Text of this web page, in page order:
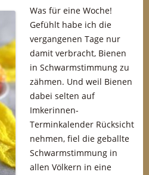
Was für eine Woche!
Gefühlt habe ich die
vergangenen Tage nur
damit verbracht, Bienen
in Schwarmstimmung zu
zähmen. Und weil Bienen
dabei selten auf
Imkerinnen-
Terminkalender Rücksicht
nehmen, fiel die geballte
Schwarmstimmung in
allen Völkern in eine